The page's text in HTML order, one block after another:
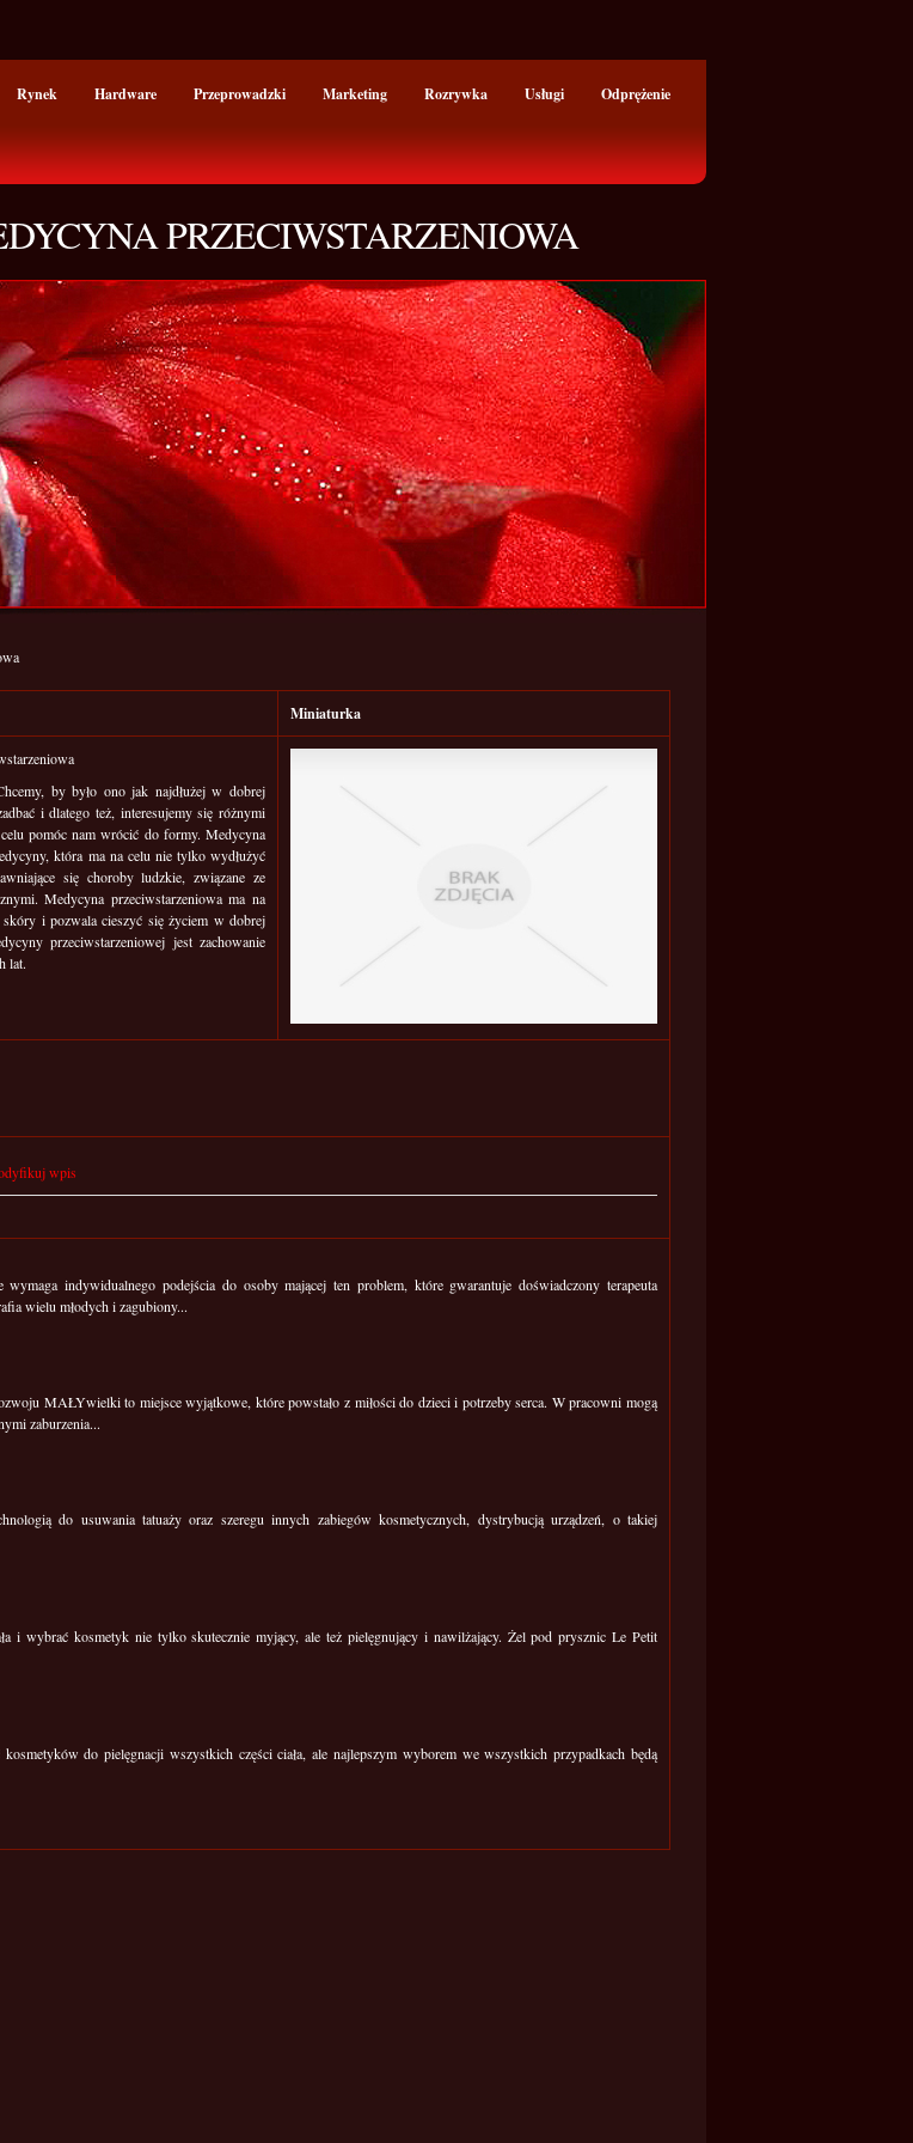
Rynek Hardware Przeprowadzki Marketing Rozrywka Usługi Odprężenie
PRZECIWSTARZENIOWA
Miniaturka
by było ono jak najdłużej w dobrej
i dlatego też, interesujemy się różnymi
pomóc nam wrócić do formy. Medycyna
która ma na celu nie tylko wydłużyć
się choroby ludzkie, związane ze
Medycyna przeciwstarzeniowa ma na
i pozwala cieszyć się życiem w dobrej
przeciwstarzeniowej jest zachowanie
lat.
wpis
wymaga indywidualnego podejścia do osoby mającej ten problem, które gwarantuje doświadczony terapeuta
wielu młodych i zagubiony...
MAŁYwielki to miejsce wyjątkowe, które powstało z miłości do dzieci i potrzeby serca. W pracowni mogą
zaburzenia...
do usuwania tatuaży oraz szeregu innych zabiegów kosmetycznych, dystrybucją urządzeń, o takiej
i wybrać kosmetyk nie tylko skutecznie myjący, ale też pielęgnujący i nawilżający. Żel pod prysznic Le Petit
do pielęgnacji wszystkich części ciała, ale najlepszym wyborem we wszystkich przypadkach będą